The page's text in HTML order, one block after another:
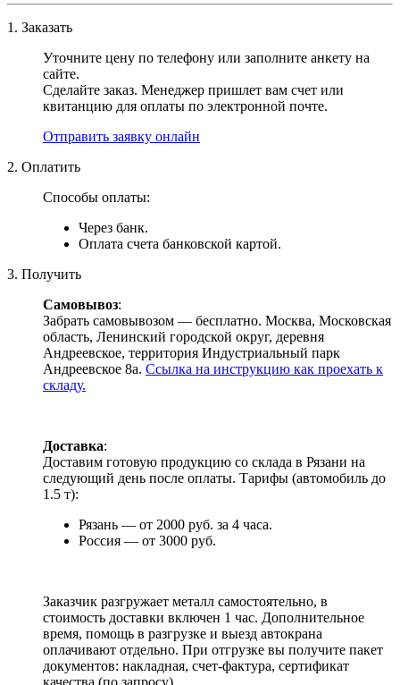
1. Заказать
Уточните цену по телефону или заполните анкету на
сайте.
Сделайте заказ. Менеджер пришлет вам счет или
квитанцию для оплаты по электронной почте.
Отправить заявку онлайн
2. Оплатить
Способы оплаты:
Через банк.
Оплата счета банковской картой.
3. Получить
Самовывоз:
Забрать самовывозом — бесплатно. Москва, Московская
область, Ленинский городской округ, деревня
Андреевское, территория Индустриальный парк
Андреевское 8а. Ссылка на инструкцию как проехать к
складу.
Доставка:
Доставим готовую продукцию со склада в Рязани на
следующий день после оплаты. Тарифы (автомобиль до
1.5 т):
Рязань — от 2000 руб. за 4 часа.
Россия — от 3000 руб.
Заказчик разгружает металл самостоятельно, в
стоимость доставки включен 1 час. Дополнительное
время, помощь в разгрузке и выезд автокрана
оплачивают отдельно. При отгрузке вы получите пакет
документов: накладная, счет-фактура, сертификат
качества (по запросу).